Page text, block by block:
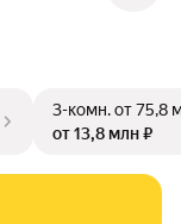
3-комн.от 75,8
от 13,8 млн ₽